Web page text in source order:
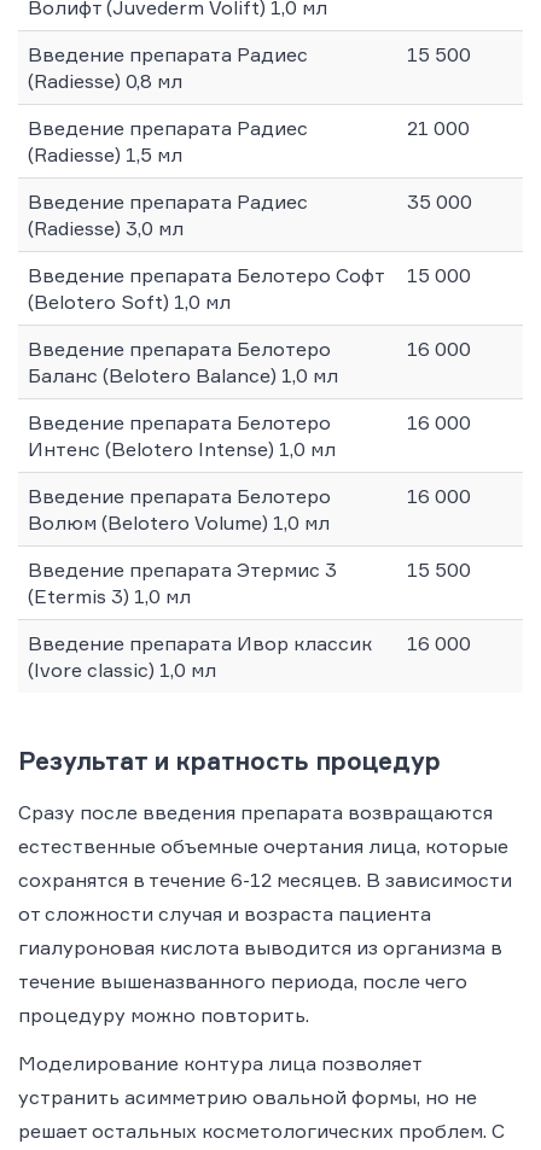
Волифт (Juvederm Volift) 1,0 мл
Введение препарата Радиес
(Radiesse) 0,8 мл
15 500
Введение препарата Радиес
(Radiesse) 1,5 мл
21 000
Введение препарата Радиес
(Radiesse) 3,0 мл
35 000
Введение препарата Белотеро Софт
(Belotero Soft) 1,0 мл
15 000
Введение препарата Белотеро
Баланс (Belotero Balance) 1,0 мл
16 000
Введение препарата Белотеро
Интенс (Belotero Intense) 1,0 мл
16 000
Введение препарата Белотеро
Волюм (Belotero Volume) 1,0 мл
16 000
Введение препарата Этермис 3
(Etermis 3) 1,0 мл
15 500
Введение препарата Ивор классик
(Ivore classic) 1,0 мл
16 000
Результат и кратность процедур
Сразу после введения препарата возвращаются
естественные объемные очертания лица, которые
сохранятся в течение 6-12 месяцев. В зависимости
от сложности случая и возраста пациента
гиалуроновая кислота выводится из организма в
течение вышеназванного периода, после чего
процедуру можно повторить.
Моделирование контура лица позволяет
устранить асимметрию овальной формы, но не
решает остальных косметологических проблем. С